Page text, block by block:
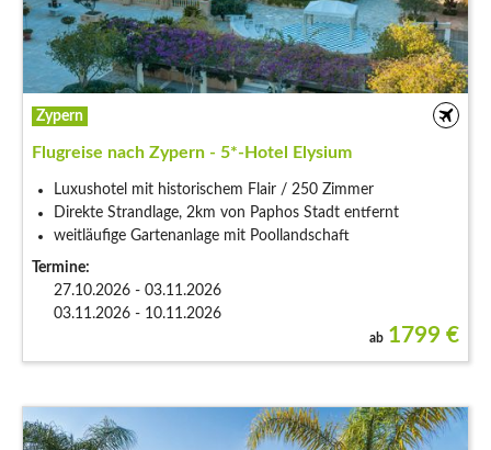
Zypern
Flugreise nach Zypern - 5*-Hotel Elysium
Luxushotel mit historischem Flair / 250 Zimmer
Direkte Strandlage, 2km von Paphos Stadt entfernt
weitläufige Gartenanlage mit Poollandschaft
Termine:
27.10.2026 - 03.11.2026
03.11.2026 - 10.11.2026
ab 1799 €